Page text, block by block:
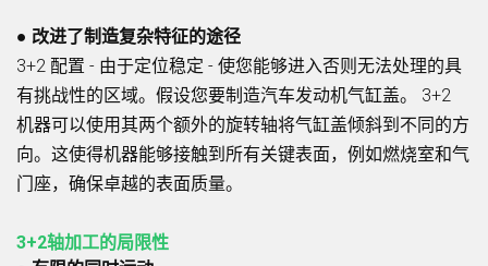
● 改进了制造复杂特征的途径
3+2 配置 - 由于定位稳定 - 使您能够进入否则无法处理的具
有挑战性的区域。假设您要制造汽车发动机气缸盖。 3+2
机器可以使用其两个额外的旋转轴将气缸盖倾斜到不同的方
向。这使得机器能够接触到所有关键表面，例如燃烧室和气
门座，确保卓越的表面质量。
3+2轴加工的局限性